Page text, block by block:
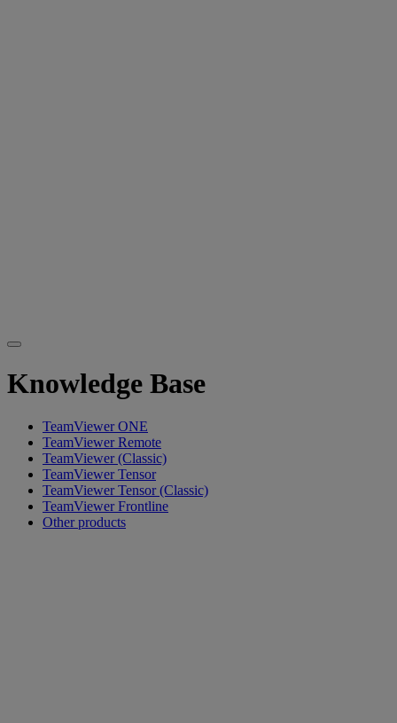
Knowledge Base
TeamViewer ONE
TeamViewer Remote
TeamViewer (Classic)
TeamViewer Tensor
TeamViewer Tensor (Classic)
TeamViewer Frontline
Other products